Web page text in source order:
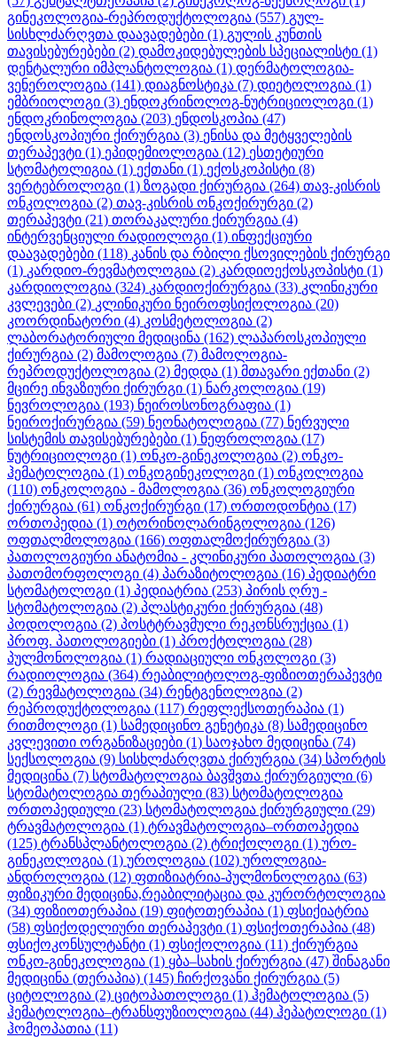
გინეკოლოგია-რეპროდუქტოლოგია (557) გულ-
სისხლძარღვთა დაავადებები (1) გულის კუნთის
თავისებურებები (2) დამოკიდებულების სპეციალისტი (1)
დენტალური იმპლანტოლოგია (1) დერმატოლოგია-
ვენეროლოგია (141) დიაგნოსტიკა (7) დიეტოლოგია (1)
ემბრიოლოგი (3) ენდოკრინოლოგ-ნუტრიციოლოგი (1)
ენდოკრინოლოგია (203) ენდოსკოპია (47)
ენდოსკოპიური ქირურგია (3) ენისა და მეტყველების
თერაპევტი (1) ეპიდემიოლოგია (12) ესთეტიური
სტომატოლიგია (1) ექთანი (1) ექოსკოპისტი (8)
ვერტებროლოგი (1) ზოგადი ქირურგია (264) თავ-კისრის
ონკოლოგია (2) თავ-კისრის ონკოქირურგი (2)
თერაპევტი (21) თორაკალური ქირურგია (4)
ინტერვენციული რადიოლოგი (1) ინფექციური
დაავადებები (118) კანის და რბილი ქსოვილების ქირურგი
(1) კარდიო-რევმატოლოგია (2) კარდიოექოსკოპისტი (1)
კარდიოლოგია (324) კარდიოქირურგია (33) კლინიკური
კვლევები (2) კლინიკური ნეიროფსიქოლოგია (20)
კოორდინატორი (4) კოსმეტოლოგია (2)
ლაბორატორიული მედიცინა (162) ლაპაროსკოპიული
ქირურგია (2) მამოლოგია (7) მამოლოგია-
რეპროდუქტოლოგია (2) მედდა (1) მთავარი ექთანი (2)
მცირე ინვაზიური ქირურგი (1) ნარკოლოგია (19)
ნევროლოგია (193) ნეიროსონოგრაფია (1)
ნეიროქირურგია (59) ნეონატოლოგია (77) ნერვული
სისტემის თავისებურებები (1) ნეფროლოგია (17)
ნუტრიციოლოგი (1) ონკო-გინეკოლოგია (2) ონკო-
ჰემატოლოგია (1) ონკოგინეკოლოგი (1) ონკოლოგია
(110) ონკოლოგია - მამოლოგია (36) ონკოლოგიური
ქირურგია (61) ონკოქირურგი (17) ორთოდონტია (17)
ორთოპედია (1) ოტორინოლარინგოლოგია (126)
ოფთალმოლოგია (166) ოფთალმოქირურგია (3)
პათოლოგიური ანატომია - კლინიკური პათოლოგია (3)
პათომორფოლოგი (4) პარაზიტოლოგია (16) პედიატრი
სტომატოლოგი (1) პედიატრია (253) პირის ღრუ -
სტომატოლოგია (2) პლასტიკური ქირურგია (48)
პოდოლოგია (2) პოსტტრავმული რეკონსრუქცია (1)
პროფ. პათოლოგიები (1) პროქტოლოგია (28)
პულმონოლოგია (1) რადიაციული ონკოლოგი (3)
რადიოლოგია (364) რეაბილიტოლოგ-ფიზიოთერაპევტი
(2) რევმატოლოგია (34) რენტგენოლოგია (2)
რეპროდუქტოლოგია (117) რეფლექსოთერაპია (1)
რითმოლოგი (1) სამედიცინო გენეტიკა (8) სამედიცინო
კვლევითი ორგანიზაციები (1) საოჯახო მედიცინა (74)
სექსოლოგია (9) სისხლძარღვთა ქირურგია (34) სპორტის
მედიცინა (7) სტომატოლოგია ბავშვთა ქირურგიული (6)
სტომატოლოგია თერაპიული (83) სტომატოლოგია
ორთოპედიული (23) სტომატოლოგია ქირურგიული (29)
ტრავმატოლოგია (1) ტრავმატოლოგია–ორთოპედია
(125) ტრანსპლანტოლოგია (2) ტრიქოლოგი (1) ურო-
გინეკოლოგია (1) უროლოგია (102) უროლოგია-
ანდროლოგია (12) ფთიზიატრია-პულმონოლოგია (63)
ფიზიკური მედიცინა,რეაბილიტაცია და კურორტოლოგია
(34) ფიზიოთერაპია (19) ფიტოთერაპია (1) ფსიქიატრია
(58) ფსიქოდელიური თერაპევტი (1) ფსიქოთერაპია (48)
ფსიქოკონსულტანტი (1) ფსიქოლოგია (11) ქირურგია
ონკო-გინეკოლოგია (1) ყბა–სახის ქირურგია (47) შინაგანი
მედიცინა (თერაპია) (145) ჩირქოვანი ქირურგია (5)
ციტოლოგია (2) ციტოპათოლოგი (1) ჰემატოლოგია (5)
ჰემატოლოგია–ტრანსფუზიოლოგია (44) ჰეპატოლოგი (1)
ჰომეოპათია (11)